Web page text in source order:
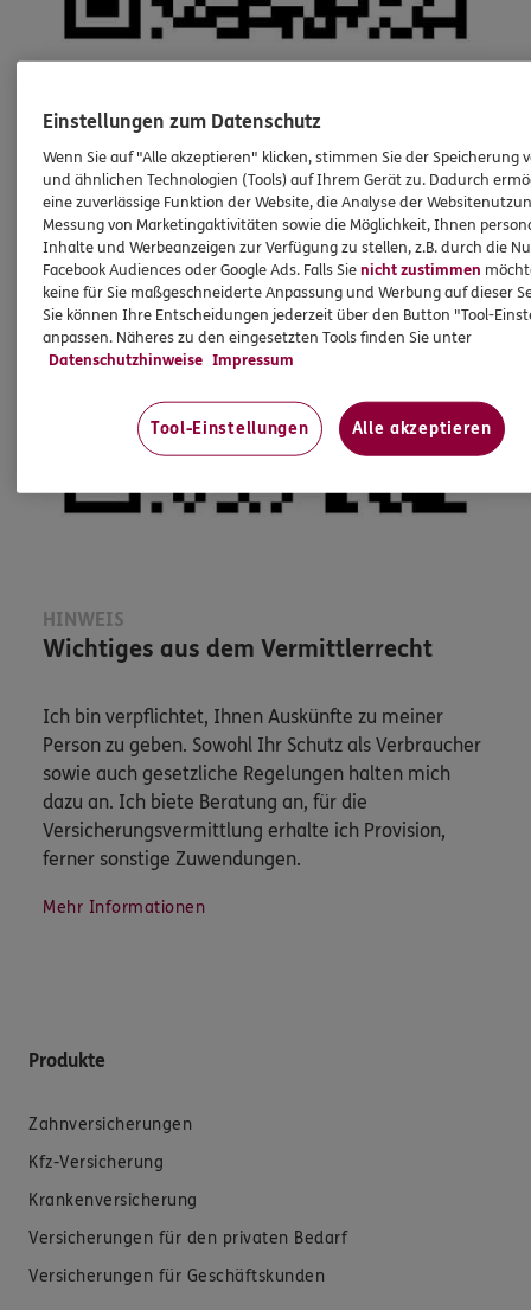
HINWEIS
Wichtiges aus dem Vermittlerrecht
Ich bin verpflichtet, Ihnen Auskünfte zu meiner
Person zu geben. Sowohl Ihr Schutz als Verbraucher
sowie auch gesetzliche Regelungen halten mich
dazu an. Ich biete Beratung an, für die
Versicherungsvermittlung erhalte ich Provision,
ferner sonstige Zuwendungen.
Mehr Informationen
Produkte
Zahnversicherungen
Kfz-Versicherung
Krankenversicherung
Versicherungen für den privaten Bedarf
Versicherungen für Geschäftskunden
Einstellungen zum Datenschutz
Wenn Sie auf "Alle akzeptieren" klicken, stimmen Sie der Speicherung
und ähnlichen Technologien (Tools) auf Ihrem Gerät zu. Dadurch
eine zuverlässige Funktion der Website, die Analyse der
Messung von Marketingaktivitäten sowie die Möglichkeit, Ihnen
Inhalte und Werbeanzeigen zur Verfügung zu stellen, z.B. durch die
Facebook Audiences oder Google Ads. Falls Sienicht zustimmen
keine für Sie maßgeschneiderte Anpassung und Werbung auf dieser
Sie können Ihre Entscheidungen jederzeit über den Button "Tool-
anpassen. Näheres zu den eingesetzten Tools finden Sie unter
Datenschutzhinweise Impressum
Tool-Einstellungen Alle akzeptieren